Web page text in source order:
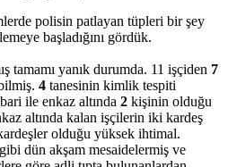
polisin patlayan tüpleri bir şey
başladığını gördük.
tamamı yanık durumda. 11 işçiden 7
4 tanesinin kimlik tespiti
ile enkaz altında 2 kişinin olduğu
altında kalan işçilerin iki kardeş
olduğu yüksek ihtimal.
dün akşam mesaidelermiş ve